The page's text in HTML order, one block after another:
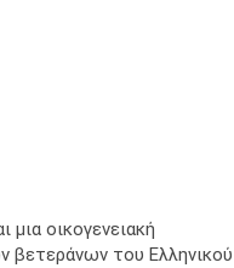
μια οικογενειακή
βετεράνων του Ελληνικού